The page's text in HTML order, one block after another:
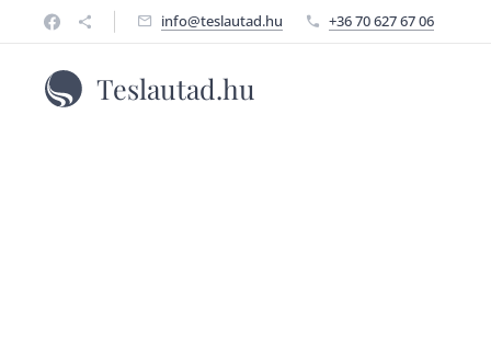
info@teslautad.hu +36 70 627 67 06
Teslautad.hu